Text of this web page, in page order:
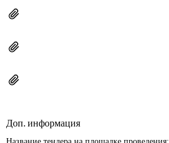
Доп. информация